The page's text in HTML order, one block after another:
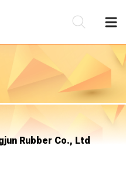
Rubber Co., Ltd